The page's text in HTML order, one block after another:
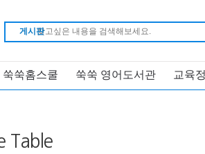
게시판
쑥쑥홈스쿨 쑥쑥 영어도서관 교육
Table